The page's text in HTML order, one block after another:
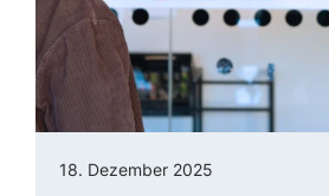
18. Dezember 2025